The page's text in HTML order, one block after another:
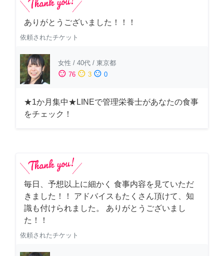
ありがとうございました！！！
依頼されたチケット
女性 / 40代 / 東京都
sentiment_satisfied 76 sentiment_neutral 3 sentiment_dissatisfied 0
★1か月集中★LINEで管理栄養士があなたの食事
をチェック！
毎日、予想以上に細かく 食事内容を見ていただ
きました！！ アドバイスもたくさん頂けて、知
識も付けられました。 ありがとうございまし
た！！
依頼されたチケット